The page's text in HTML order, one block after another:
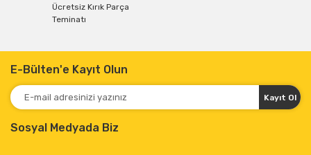
Ücretsiz Kırık Parça
Teminatı
E-Bülten'e Kayıt Olun
Kayıt Ol
Sosyal Medyada Biz